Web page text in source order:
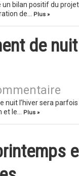
un bilan positif du
de…
Plus »
de
l’hiver sera
et le…
Plus »